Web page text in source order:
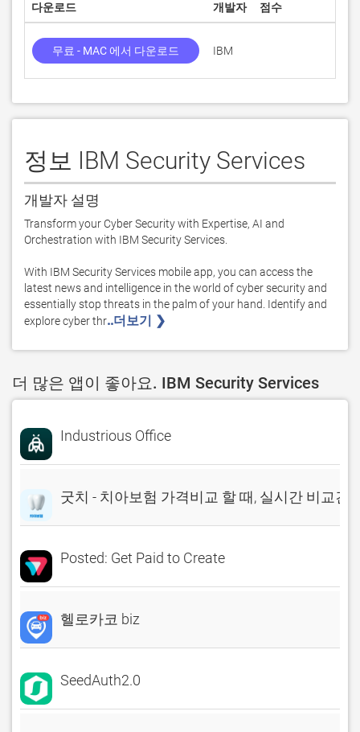
다운로드 개발자 점수
무료 - MAC 에서 다운로드 IBM
정보 IBM Security Services
개발자 설명
Transform your Cyber Security with Expertise, AI and
Orchestration with IBM Security Services.
With IBM Security Services mobile app, you can access the
latest news and intelligence in the world of cyber security and
essentially stop threats in the palm of your hand. Identify and
explore cyber thr..더보기 ❯
더 많은 앱이 좋아요. IBM Security Services
Industrious Office
굿치 - 치아보험 가격비교 할 때, 실시간 비교견
Posted: Get Paid to Create
헬로카코 biz
SeedAuth2.0